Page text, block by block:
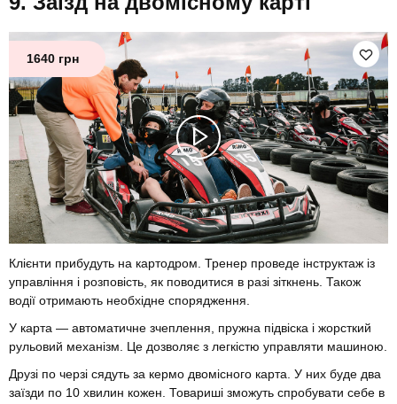
1640 грн
Клієнти прибудуть на картодром. Тренер проведе інструктаж із
управління і розповість, як поводитися в разі зіткнень. Також
водії отримають необхідне спорядження.
У карта — автоматичне зчеплення, пружна підвіска і жорсткий
рульовий механізм. Це дозволяє з легкістю управляти машиною.
Друзі по черзі сядуть за кермо двомісного карта. У них буде два
заїзди по 10 хвилин кожен. Товариші зможуть спробувати себе в